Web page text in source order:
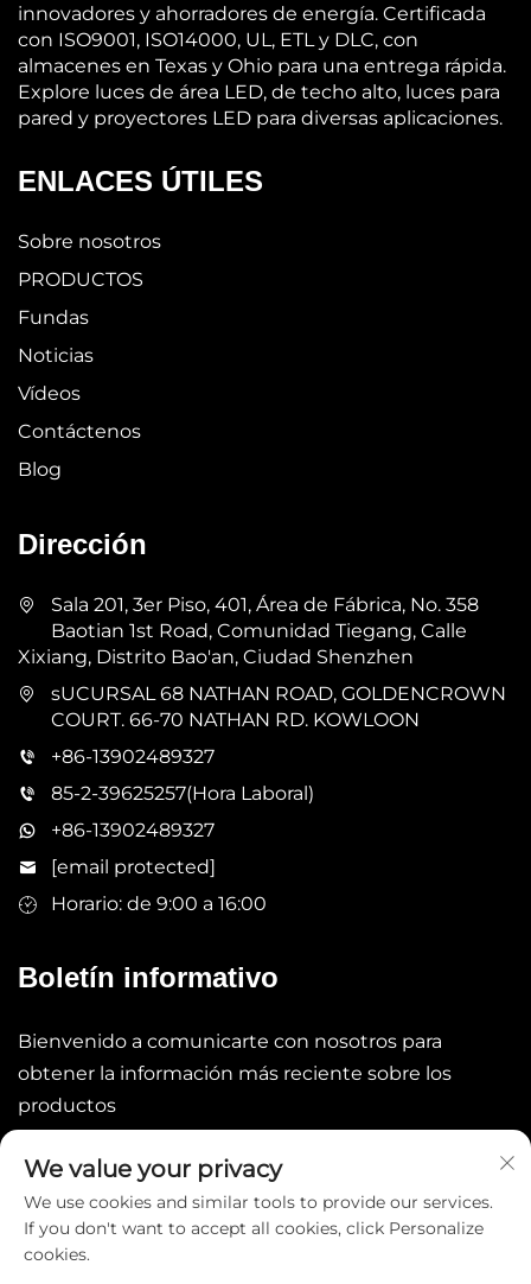
innovadores y ahorradores de energía. Certificada
con ISO9001, ISO14000, UL, ETL y DLC, con
almacenes en Texas y Ohio para una entrega rápida.
Explore luces de área LED, de techo alto, luces para
pared y proyectores LED para diversas aplicaciones.
ENLACES ÚTILES
Sobre nosotros
PRODUCTOS
Fundas
Noticias
Vídeos
Contáctenos
Blog
Dirección
Sala 201, 3er Piso, 401, Área de Fábrica, No. 358
Baotian 1st Road, Comunidad Tiegang, Calle
Xixiang, Distrito Bao'an, Ciudad Shenzhen
sUCURSAL 68 NATHAN ROAD, GOLDENCROWN
COURT. 66-70 NATHAN RD. KOWLOON
+86-13902489327
85-2-39625257(Hora Laboral)
+86-13902489327
[email protected]
Horario: de 9:00 a 16:00
Boletín informativo
Bienvenido a comunicarte con nosotros para
obtener la información más reciente sobre los
productos
We value your privacy
We use cookies and similar tools to provide our services.
If you don't want to accept all cookies, click Personalize
cookies.